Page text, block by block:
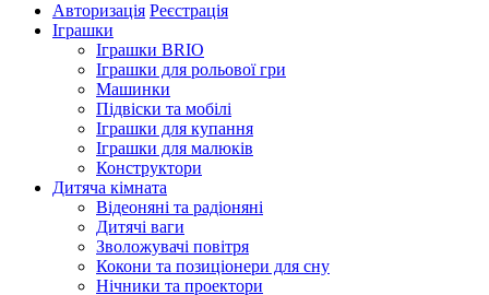
Авторизація Реєстрація
Іграшки
Іграшки BRIO
Іграшки для рольової гри
Машинки
Підвіски та мобілі
Іграшки для купання
Іграшки для малюків
Конструктори
Дитяча кімната
Відеоняні та радіоняні
Дитячі ваги
Зволожувачі повітря
Кокони та позиціонери для сну
Нічники та проектори